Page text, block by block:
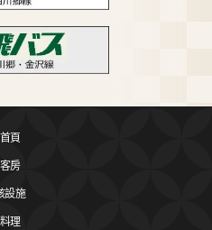
首頁
客房
設施
料理